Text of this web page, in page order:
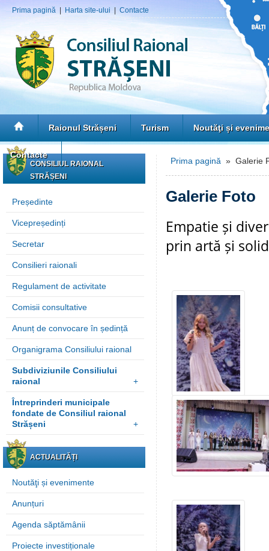
Prima pagină Harta site-ului Contacte
Raionul Strășeni Turism Noutăţi și
Contacte
CONSILIUL RAIONAL
STRĂȘENI
Președinte
Vicepreședinți
Secretar
Consilieri raionali
Regulament de activitate
Comisii consultative
Anunț de convocare în ședință
Organigrama Consiliului raional
Subdiviziunile Consiliului
raional
+
Întreprinderi municipale
fondate de Consiliul raional
Strășeni
+
ACTUALITĂȚI
Noutăţi și evenimente
Anunțuri
Agenda săptămânii
Proiecte investiționale
Prima pagină » Galerie
Galerie Foto
Empatie și
prin artă și